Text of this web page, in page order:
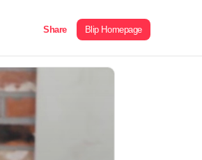
Share Blip Homepage